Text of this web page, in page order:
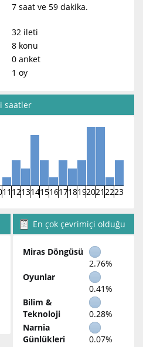
7 saat ve 59 dakika.
32 ileti
8 konu
0 anket
1 oy
saatler
11 12131415161718192021 2223
En çok çevrimiçi olduğu
Miras Döngüsü
2.76%
Oyunlar
0.41%
Bilim &
Teknoloji
0.28%
Narnia
Günlükleri
0.07%